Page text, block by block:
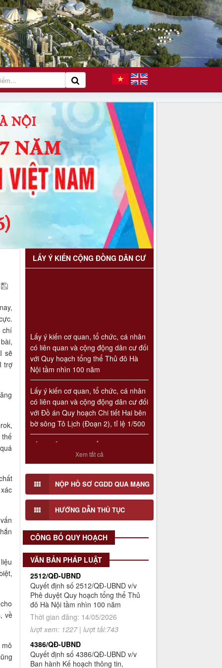
chí
sẽ
trợ
về
LẤY Ý KIẾN CỘNG ĐỒNG DÂN CƯ
có liên quan và cộng động dân cư đối
với Quy hoạch tổng thể Thủ đô Hà
Nội tầm nhìn 100 năm
Lấy ý kiến cơ quan, tổ chức, cá nhân
có liên quan và cộng động dân cư đối
với Đồ án Quy hoạch Chi tiết Hai bên
bờ sông Tô Lịch (Đoạn 2), tỉ lệ 1/500
Lấy ý kiến cơ quan, tổ chức, cá nhân
có liên quan và cộng động dân cư đối
với Đồ án Quy hoạch Chi tiết Hai bên
bờ sông Tô Lịch (Đoạn 3), tỉ lệ 1/500
Lấy ý kiến cơ quan, tổ chức, cá nhân
có liên quan và cộng động dân cư đối
với Đồ án Quy hoạch Chi tiết Hai bên
bờ sông Tô Lịch (Đoạn 1), tỉ lệ 1/500
Xem tất cả
NỘP HỒ SƠ CGDD QUA MẠNG
HƯỚNG DẪN THỦ TỤC
CÔNG BỐ QUY HOẠCH
VĂN BẢN PHÁP LUẬT
Kế hoạch Thông tin, tuyên truyền
về cải cách hành chính nhà nước
của Viện Quy hoạch xây dựng Hà
Nội giai đoạn 2026 - 2030
Thời gian đăng: 16/07/2026
lượt xem: 76 | lượt tải:30
Quyết định số 2512/QĐ-UBND v/v
Phê duyệt Quy hoạch tổng thể Thủ
đô Hà Nội tầm nhìn 100 năm
Thời gian đăng: 14/05/2026
lượt xem: 1227 | lượt tải:743
4386/QĐ-UBND
Quyết định số 4386/QĐ-UBND v/v
Ban hành Kế hoạch thông tin,
tuyên truyền về cải cách hành
chính nhà nước thành phố Hà Nội
năm 2025